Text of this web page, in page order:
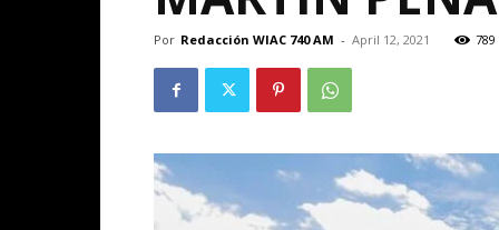
Por Redacción WIAC 740 AM - April 12, 2021 789